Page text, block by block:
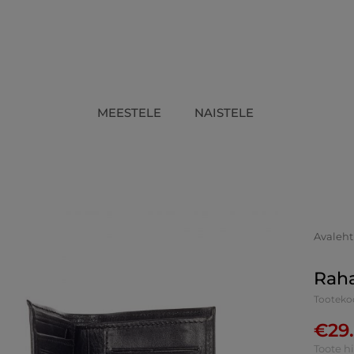
MEESTELE NAISTELE
Avaleht
€
Toote